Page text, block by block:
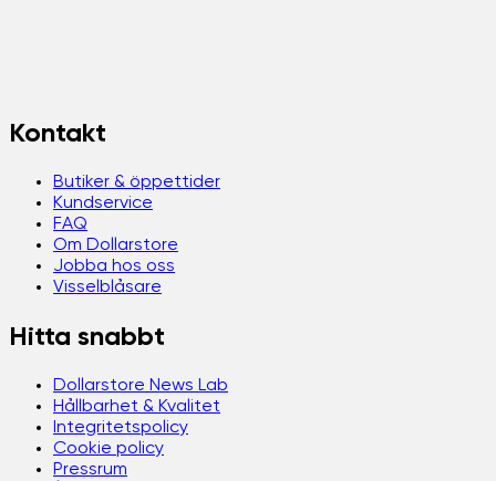
Kontakt
Butiker & öppettider
Kundservice
FAQ
Om Dollarstore
Jobba hos oss
Visselblåsare
Hitta snabbt
Dollarstore News Lab
Hållbarhet & Kvalitet
Integritetspolicy
Cookie policy
Pressrum